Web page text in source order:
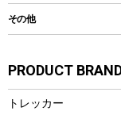
バーベキューツール
カトラリー
マグカップ、カップ
ステンレスボトル
その他アウトドア雑貨
スプレー関係
パドル
ヘルメット
エアーポンプ
シティサイクル
自転車ウェア
ラッシュガード
パラソル
その他
湯たんぽ
防災用品
PRODUCT
トレッカー